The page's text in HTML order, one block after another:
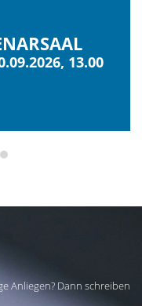
13.00
Anliegen? Dann schreiben